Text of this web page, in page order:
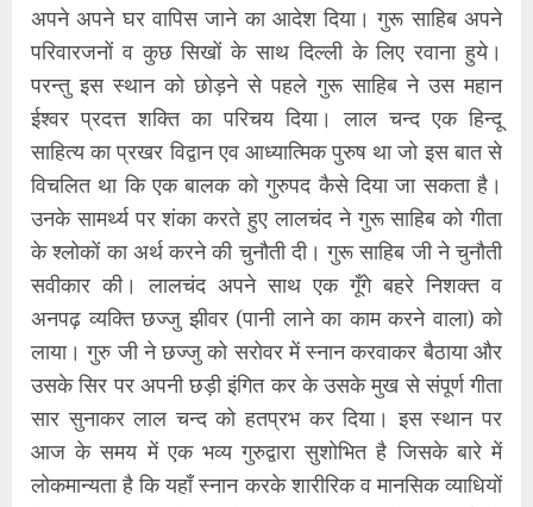
अपने अपने घर वापिस जाने का आदेश दिया। गुरू साहिब अपने
परिवारजनों व कुछ सिखों के साथ दिल्ली के लिए रवाना हुये।
परन्तु इस स्थान को छोड़ने से पहले गुरू साहिब ने उस महान
ईश्वर प्रदत्त शक्ति का परिचय दिया। लाल चन्द एक हिन्दू
साहित्य का प्रखर विद्वान एव आध्यात्मिक पुरुष था जो इस बात से
विचलित था कि एक बालक को गुरुपद कैसे दिया जा सकता है।
उनके सामर्थ्य पर शंका करते हुए लालचंद ने गुरू साहिब को गीता
के श्लोकों का अर्थ करने की चुनौती दी। गुरू साहिब जी ने चुनौती
सवीकार की। लालचंद अपने साथ एक गूँगे बहरे निशक्त व
अनपढ़ व्यक्ति छज्जु झीवर (पानी लाने का काम करने वाला) को
लाया। गुरु जी ने छज्जु को सरोवर में स्नान करवाकर बैठाया और
उसके सिर पर अपनी छड़ी इंगित कर के उसके मुख से संपूर्ण गीता
सार सुनाकर लाल चन्द को हतप्रभ कर दिया। इस स्थान पर
आज के समय में एक भव्य गुरुद्वारा सुशोभित है जिसके बारे में
लोकमान्यता है कि यहाँ स्नान करके शारीरिक व मानसिक व्याधियों